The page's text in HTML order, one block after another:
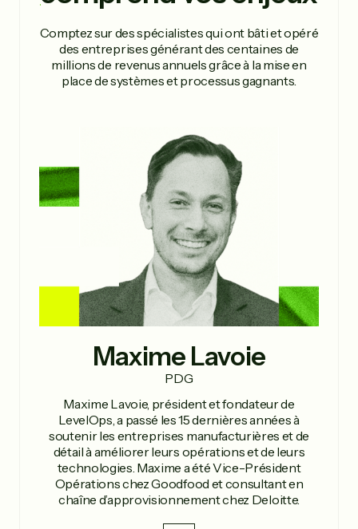
Comptez sur des spécialistes qui ont bâti et opéré
des entreprises générant des centaines de
millions de revenus annuels grâce à la mise en
place de systèmes et processus gagnants.
Maxime Lavoie
PDG
Maxime Lavoie, président et fondateur de
LevelOps, a passé les 15 dernières années à
soutenir les entreprises manufacturières et de
détail à améliorer leurs opérations et de leurs
technologies. Maxime a été Vice-Président
Opérations chez Goodfood et consultant en
chaîne d’approvisionnement chez Deloitte.